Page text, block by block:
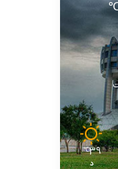
39
℃
د